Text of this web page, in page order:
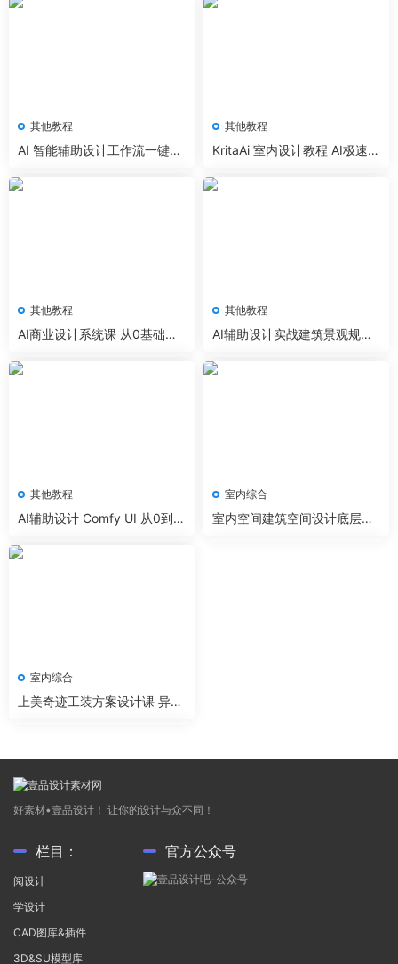
其他教程
AI 智能辅助设计工作流一键效
其他教程
KritaAi 室内设计教程 AI极速室
其他教程
AI商业设计系统课 从0基础到
其他教程
AI辅助设计实战建筑景观规划
其他教程
AI辅助设计 Comfy UI 从0到1
室内综合
室内空间建筑空间设计底层逻
室内综合
上美奇迹工装方案设计课 异形
好素材•壹品设计！ 让你的设计与众不同！
栏目：
阅设计
学设计
CAD图库&插件
3D&SU模型库
官方公众号